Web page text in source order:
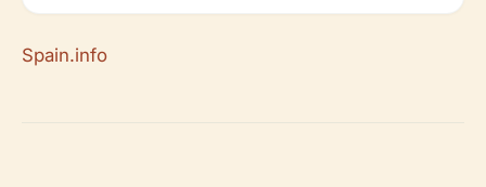
Spain.info